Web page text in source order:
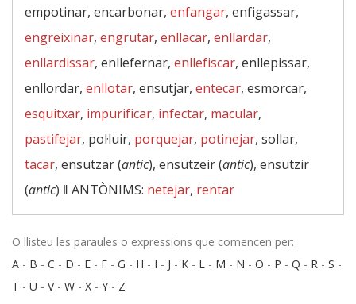
empotinar, encarbonar, enfangar, enfigassar,
engreixinar, engrutar, enllacar, enllardar,
enllardissar, enllefernar, enllefiscar, enllepissar,
enllordar, enllotar, ensutjar, entecar, esmorcar,
esquitxar, impurificar, infectar, macular,
pastifejar, pol·luir, porquejar, potinejar, sollar,
tacar, ensutzar (antic), ensutzeir (antic), ensutzir
(antic) ‖ ANTÒNIMS: netejar, rentar
O llisteu les paraules o expressions que comencen per:
A - B - C - D - E - F - G - H - I - J - K - L - M - N - O - P - Q - R - S -
T - U - V- W - X - Y - Z